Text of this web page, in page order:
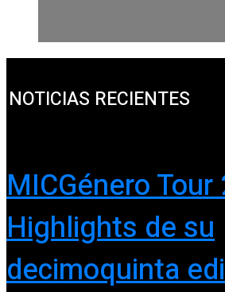
NOTICIAS RECIENTES
MICGénero Tour
Highlights de su
decimoquinta